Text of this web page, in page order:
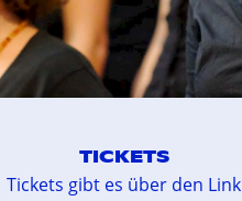
TICKETS
Tickets gibt es über den Link